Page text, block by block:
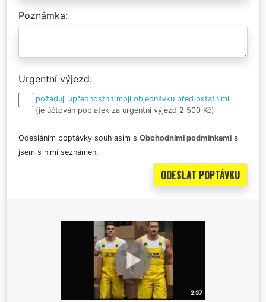
Poznámka
Urgentní výjezd
požaduji upřednostnit moji objednávku před ostatními
(je účtován poplatek za urgentní výjezd 2 500 Kč)
Odesláním poptávky souhlasím s Obchodními podmínkami a
jsem s nimi seznámen.